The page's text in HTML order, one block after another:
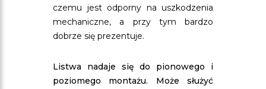
czemu jest odporny na uszkodzenia
mechaniczne, a przy tym bardzo
dobrze się prezentuje.
Listwa nadaje się do pionowego i
poziomego montażu. Może służyć